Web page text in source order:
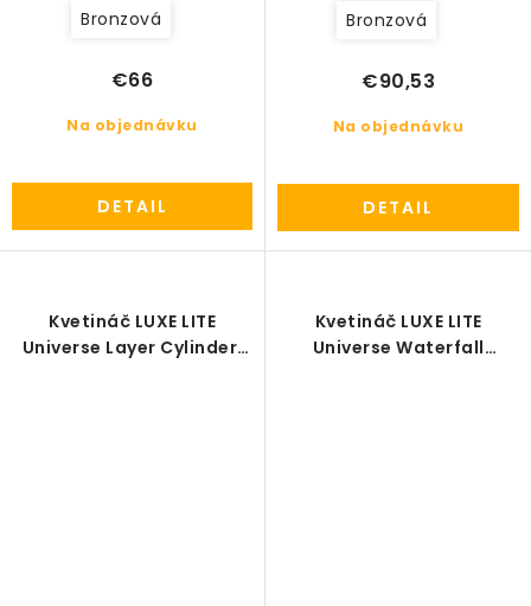
Bronzová
Na objednávku
€66
DETAIL
Bronzová
Na objednávku
€90,53
DETAIL
Kvetináč LUXE LITE
Universe Layer Cylinder,
Kvetináč LUXE LITE
Universe Waterfall